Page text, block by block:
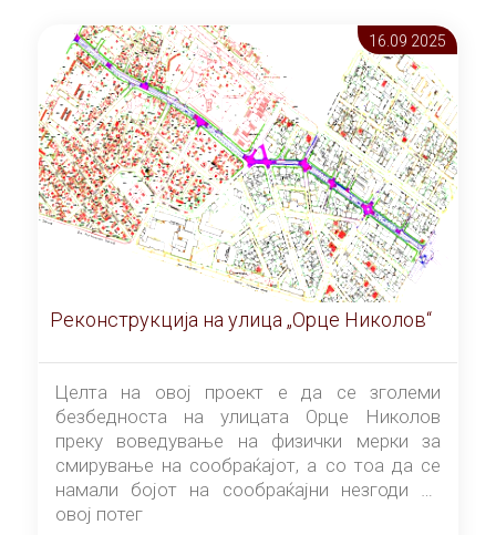
16.09 2025
Реконструкција на улица „Орце Николов“
Целта на овој проект е да се зголеми
безбедноста на улицата Орце Николов
преку воведување на физички мерки за
смирување на сообраќајот, а со тоа да се
намали бојот на сообраќајни незгоди на
овој потег